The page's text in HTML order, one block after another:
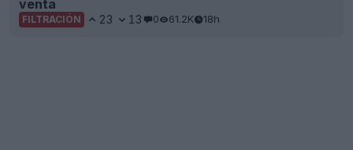
venta
FILTRACIÓN 23 13 0 61.2K 18h